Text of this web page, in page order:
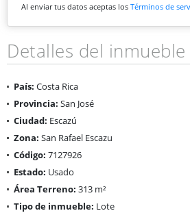
Al enviar tus datos aceptas los Términos de
Detalles del inmueble
País: Costa Rica
Provincia: San José
Ciudad: Escazú
Zona: San Rafael Escazu
Código: 7127926
Estado: Usado
Área Terreno: 313 m²
Tipo de inmueble: Lote